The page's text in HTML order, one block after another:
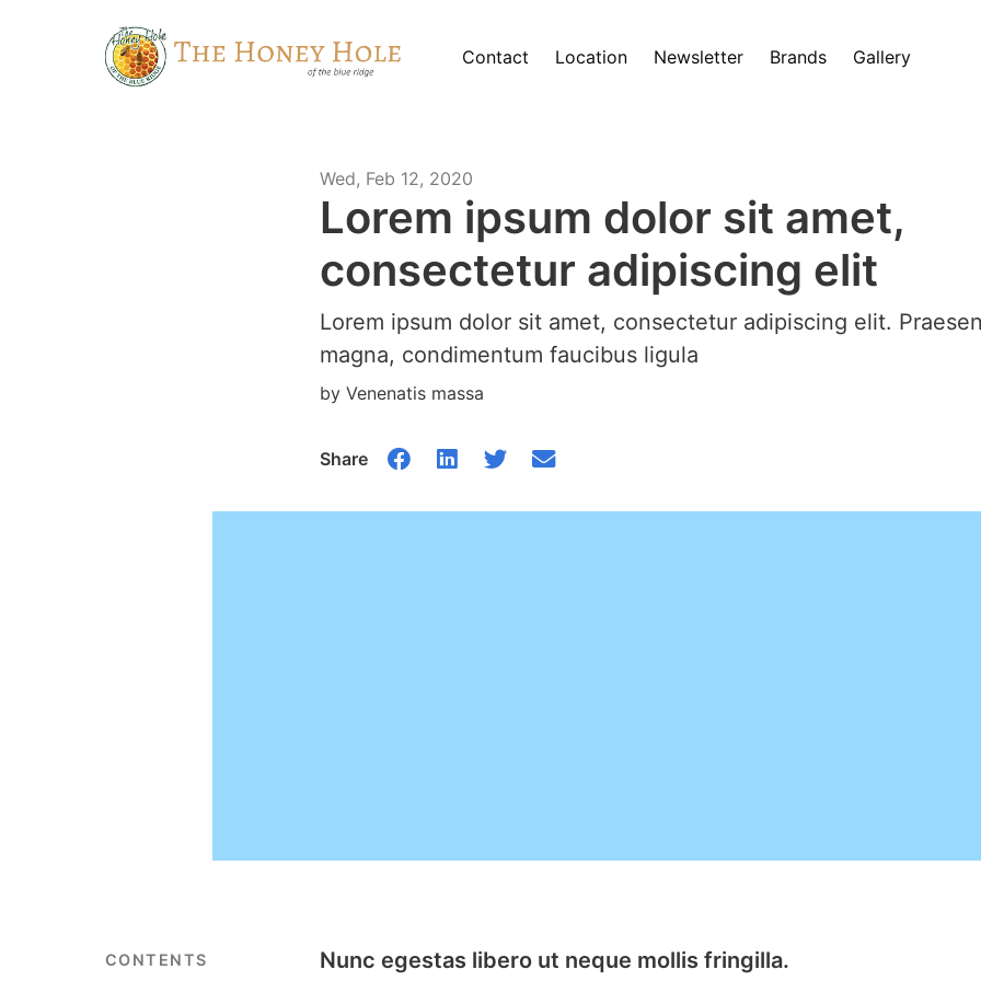
Contact Location Newsletter Brands Gallery
Wed, Feb 12, 2020
Lorem ipsum dolor sit amet,
consectetur adipiscing elit
Lorem ipsum dolor sit amet, consectetur adipiscing elit.
magna, condimentum faucibus ligula
by Venenatis massa
Share
CONTENTS Nunc egestas libero ut neque mollis fringilla.